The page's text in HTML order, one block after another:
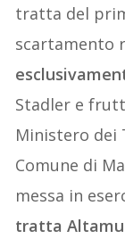
tratta del
scartamento
Stadler e
Ministero dei
Comune di
messa in
tratta